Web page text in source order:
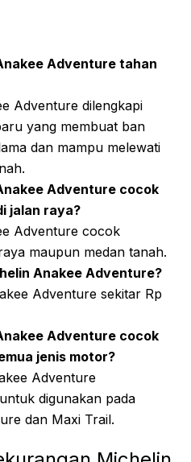
Adventure tahan
Adventure dilengkapi
yang membuat ban
dan mampu melewati
Adventure cocok
jalan raya?
Adventure cocok
maupun medan tanah.
Anakee Adventure?
Adventure sekitar Rp
Adventure cocok
jenis motor?
Adventure
digunakan pada
dan Maxi Trail.